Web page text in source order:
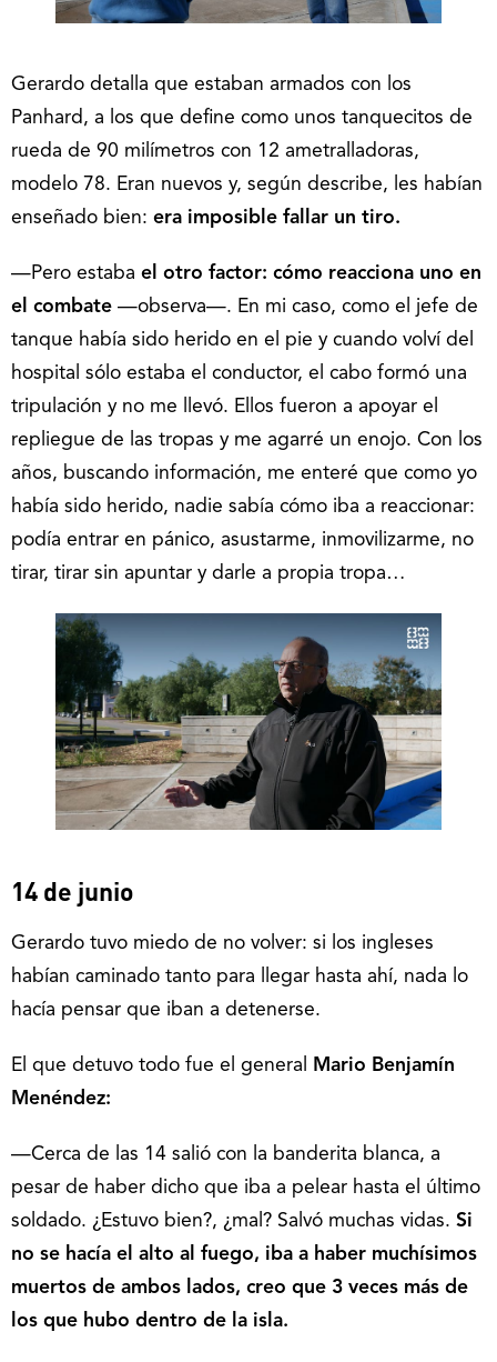
Gerardo detalla que estaban armados con los
Panhard, a los que define como unos tanquecitos de
rueda de 90 milímetros con 12 ametralladoras,
modelo 78. Eran nuevos y, según describe, les habían
enseñado bien: era imposible fallar un tiro.
—Pero estaba el otro factor: cómo reacciona uno en
el combate —observa—. En mi caso, como el jefe de
tanque había sido herido en el pie y cuando volví del
hospital sólo estaba el conductor, el cabo formó una
tripulación y no me llevó. Ellos fueron a apoyar el
repliegue de las tropas y me agarré un enojo. Con los
años, buscando información, me enteré que como yo
había sido herido, nadie sabía cómo iba a reaccionar:
podía entrar en pánico, asustarme, inmovilizarme, no
tirar, tirar sin apuntar y darle a propia tropa…
14 de junio
Gerardo tuvo miedo de no volver: si los ingleses
habían caminado tanto para llegar hasta ahí, nada lo
hacía pensar que iban a detenerse.
El que detuvo todo fue el general
Mario Benjamín
Menéndez:
—Cerca de las 14 salió con la banderita blanca, a
pesar de haber dicho que iba a pelear hasta el último
soldado. ¿Estuvo bien?, ¿mal? Salvó muchas vidas. Si
no se hacía el alto al fuego, iba a haber muchísimos
muertos de ambos lados, creo que 3 veces más de
los que hubo dentro de la isla.